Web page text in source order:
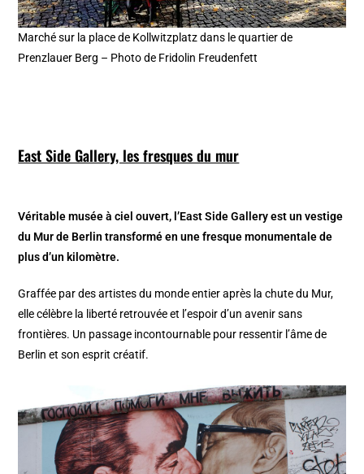
Marché sur la place de Kollwitzplatz dans le quartier de
Prenzlauer Berg – Photo de Fridolin Freudenfett
East Side Gallery, les fresques du mur
Véritable musée à ciel ouvert, l’East Side Gallery est un vestige
du Mur de Berlin transformé en une fresque monumentale de
plus d’un kilomètre.
Graffée par des artistes du monde entier après la chute du Mur,
elle célèbre la liberté retrouvée et l’espoir d’un avenir sans
frontières. Un passage incontournable pour ressentir l’âme de
Berlin et son esprit créatif.